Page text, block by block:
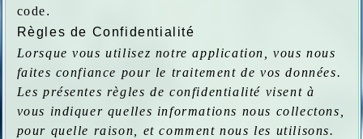
code.
Règles de Confidentialité
Lorsque vous utilisez notre application, vous nous
faites confiance pour le traitement de vos données.
Les présentes règles de confidentialité visent à
vous indiquer quelles informations nous collectons,
pour quelle raison, et comment nous les utilisons.